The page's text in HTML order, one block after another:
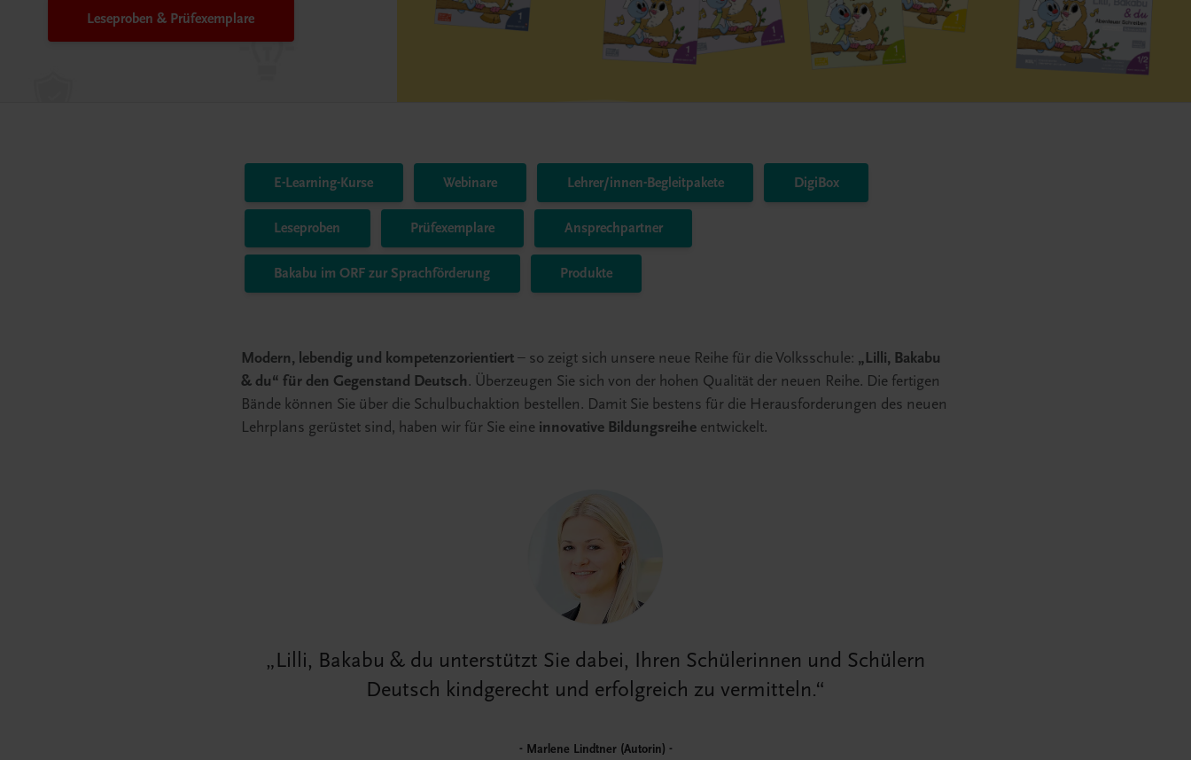
Leseproben & Prüfexemplare
E-Learning-Kurse Webinare Lehrer/innen-Begleitpakete DigiBox
Leseproben Prüfexemplare Ansprechpartner
Bakabu im ORF zur Sprachförderung Produkte
Modern, lebendig und kompetenzorientiert– so zeigt sich unsere neue Reihe für die Volksschule: „Lilli, Bakabu
& du“ für den Gegenstand Deutsch. Überzeugen Sie sich von der hohen Qualität der neuen Reihe. Die fertigen
Bände können Sie über die Schulbuchaktion bestellen. Damit Sie bestens für die Herausforderungen des neuen
Lehrplans gerüstet sind, haben wir für Sie eine innovative Bildungsreiheentwickelt.
Lilli, Bakabu & du unterstützt Sie dabei, Ihren Schülerinnen und Schülern
Deutsch kindgerecht und erfolgreich zu vermitteln.
Marlene Lindtner (Autorin)